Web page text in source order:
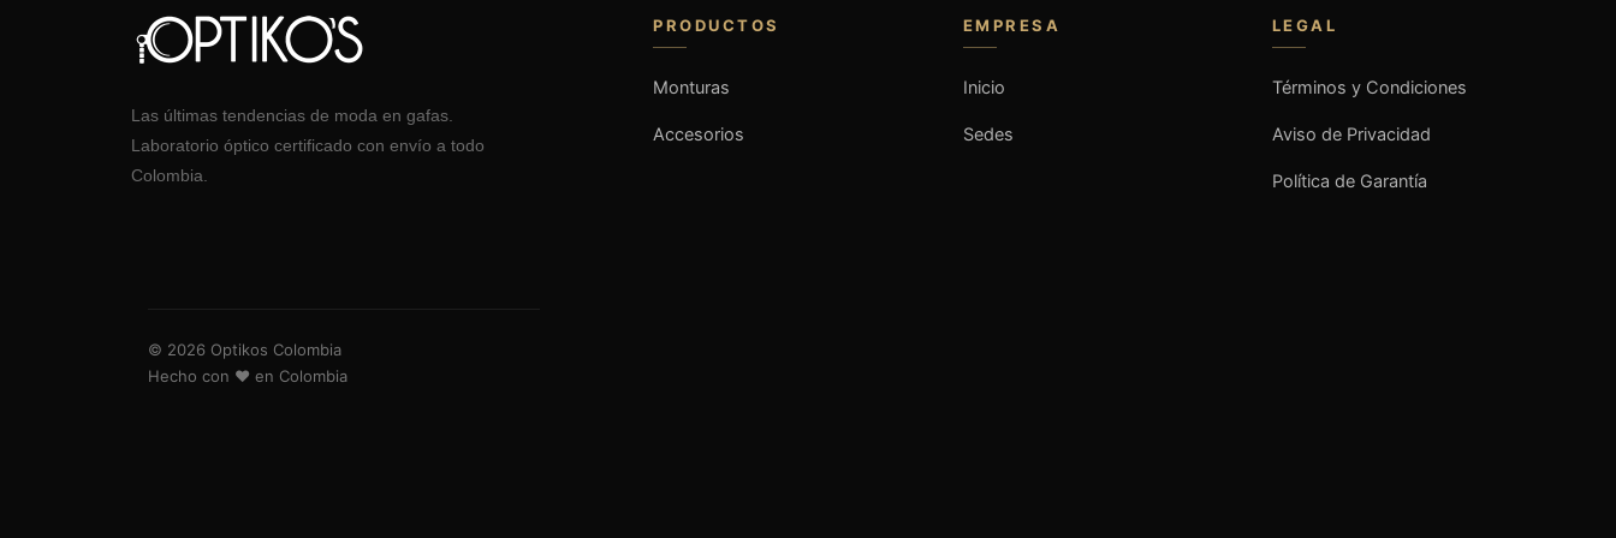
Las últimas tendencias de moda en gafas.
Laboratorio óptico certificado con envío a todo
Colombia.
PRODUCTOS
Monturas
Accesorios
EMPRESA
Inicio
Sedes
LEGAL
Términos y Condiciones
Aviso de Privacidad
Política de Garantía
© 2026 Optikos Colombia
Hecho con ❤️ en Colombia